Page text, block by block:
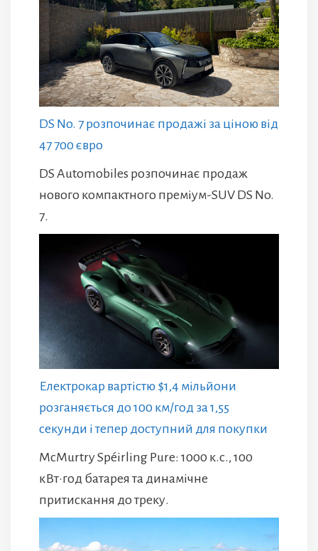
DS No. 7 розпочинає продажі за ціною від
47 700 євро
DS Automobiles розпочинає продаж
нового компактного преміум-SUV DS No.
7.
Електрокар вартістю $1,4 мільйони
розганяється до 100 км/год за 1,55
секунди і тепер доступний для покупки
McMurtry Spéirling Pure: 1000 к.с., 100
кВт·год батарея та динамічне
притискання до треку.